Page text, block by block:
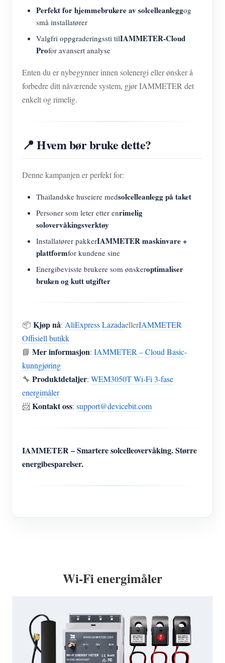
Perfekt for hjemmebrukere av solcelleanleggog
små installatører
Valgfri oppgraderingssti tilIAMMETER-Cloud
Profor avansert analyse
Enten du er nybegynner innen solenergi eller ønsker å
forbedre ditt nåværende system, gjør IAMMETER det
enkelt og rimelig.
📍 Hvem bør bruke dette?
Denne kampanjen er perfekt for:
Thailandske huseiere medsolcelleanlegg på taket
Personer som leter etter enrimelig
solovervåkingsverktøy
Installatører pakkerIAMMETER maskinvare +
plattformfor kundene sine
Energibevisste brukere som ønskeroptimaliser
bruken og kutt utgifter
📦 Kjøp nå: AliExpressLazadaellerIAMMETER
Offisiell butikk
📘 Mer informasjon: IAMMETER – Cloud Basic-
kunngjøring
🔧 Produktdetaljer: WEM3050T Wi-Fi 3-fase
energimåler
📨Kontakt oss: support@devicebit.com
IAMMETER – Smartere solcelleovervåking. Større
energibesparelser.
Wi-Fi energimåler